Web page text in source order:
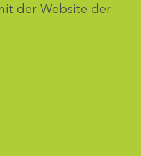
der Website der
auswählen